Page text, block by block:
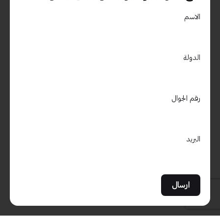
تجربتي.
الاسم
الدولة
رقم الجوال
البريد